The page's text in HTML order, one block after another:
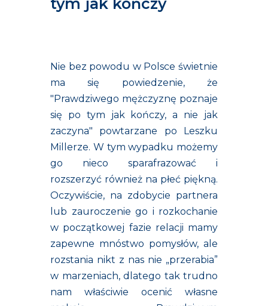
tym jak kończy
Nie bez powodu w Polsce świetnie
ma się powiedzenie, że
"Prawdziwego mężczyznę poznaje
się po tym jak kończy, a nie jak
zaczyna" powtarzane po Leszku
Millerze. W tym wypadku możemy
go nieco sparafrazować i
rozszerzyć również na płeć piękną.
Oczywiście, na zdobycie partnera
lub zauroczenie go i rozkochanie
w początkowej fazie relacji mamy
zapewne mnóstwo pomysłów, ale
rozstania nikt z nas nie „przerabia”
w marzeniach, dlatego tak trudno
nam właściwie ocenić własne